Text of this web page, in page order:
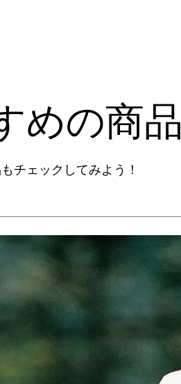
めの商品
チェックしてみよう！